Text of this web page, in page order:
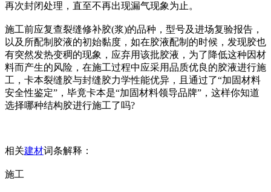
再次封闭处理，直至不再出现漏气现象为止。
施工前应复查裂缝修补胶(浆)的品种，型号及进场复验报告，
以及所配制胶液的初始黏度，如在胶液配制的时候，发现胶也
有突然发热变稠的现象，应弃用该批胶液，为了降低这种因材
料而产生的风险，在施工过程中应采用品质优良的胶液进行施
工，卡本裂缝胶与封缝胶力学性能优异，且通过了“加固材料
安全性鉴定”，毕竟卡本是“加固材料领导品牌”，这样你知道
选择哪种结构胶进行施工了吗?
相关建材词条解释：
施工